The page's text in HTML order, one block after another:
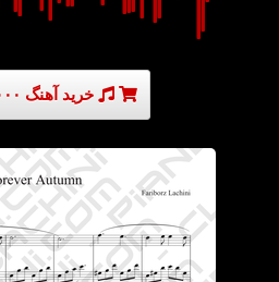
خرید آهنگ ۱۵۰۰۰ تومان